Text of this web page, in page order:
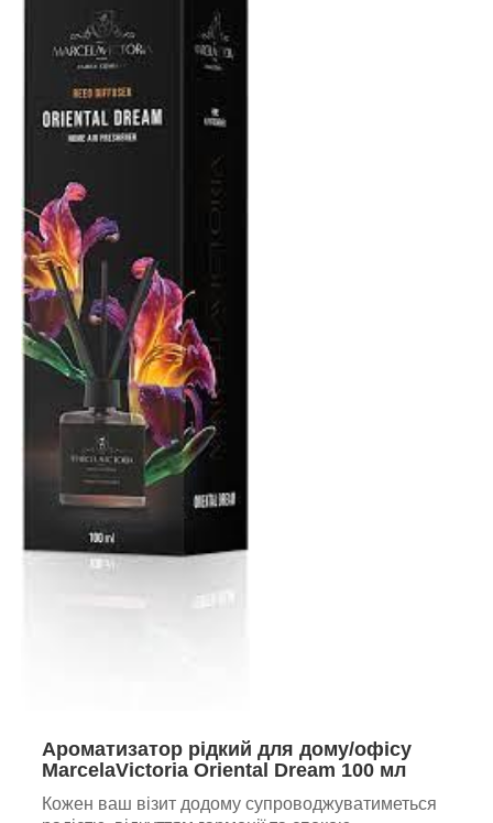
Ароматизатор рідкий для дому/офісу
MarcelaVictoria Oriental Dream 100 мл
Кожен ваш візит додому супроводжуватиметься